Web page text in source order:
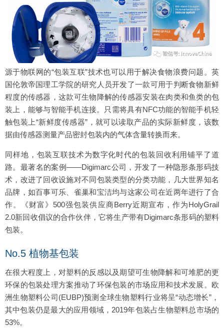
源于物联网的“包装互联”技术也可以用于解决食物浪费问题。英
国伦敦帝国理工学院的研究人员开发了一款可用于判断食物新鲜
程度的传感器，这款可生物降解的传感器安装在肉类和鱼类的包
装上，能够与智能手机连接。只需将具有NFC功能的智能手机轻
触包装上“新鲜度传感器”，就可以读取产品的实际新鲜度，该数
据由传感器测量产品密封包装内的气体含量转换而来。
同样地，包装互联技术为数字化时代的包装回收利用铺平了道
路。最著名的案例——Digimarc公司，开发了一种隐形条形码技
术，改进了回收设施对不同包装类型的分类功能，几大世界知名
品牌，如百事可乐、雀巢和宝洁均与这家公司在近两年进行了合
作。《财富》500强包装供应商Berry近期宣布，作为HolyGrail
2.0新回收倡议的合作伙伴，它将生产带有Digimarc条形码的塑料
包装。
No.5 植物基包装
在很大程度上，对塑料的反感以及期望可生物降解和可堆肥的更
环保的包装处理方案推动了环保包装的市场应用和技术发展。欧
洲生物塑料公司(EUBP)预测全球生物塑料行业将呈“动态增长”，
其中包装仍是最大的应用领域，2019年包装占生物塑料总市场的
53%。